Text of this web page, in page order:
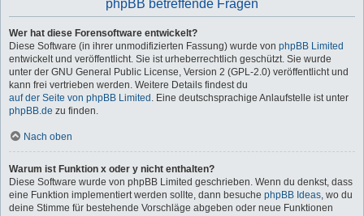
phpBB betreffende Fragen
Wer hat diese Forensoftware entwickelt?
Diese Software (in ihrer unmodifizierten Fassung) wurde von phpBB Limited
entwickelt und veröffentlicht. Sie ist urheberrechtlich geschützt. Sie wurde
unter der GNU General Public License, Version 2 (GPL-2.0) veröffentlicht und
kann frei vertrieben werden. Weitere Details findest du
auf der Seite von phpBB Limited . Eine deutschsprachige Anlaufstelle ist unter
phpBB.de zu finden.
Nach oben
Warum ist Funktion x oder y nicht enthalten?
Diese Software wurde von phpBB Limited geschrieben. Wenn du denkst, dass
eine Funktion implementiert werden sollte, dann besuche phpBB Ideas, wo du
deine Stimme für bestehende Vorschläge abgeben oder neue Funktionen